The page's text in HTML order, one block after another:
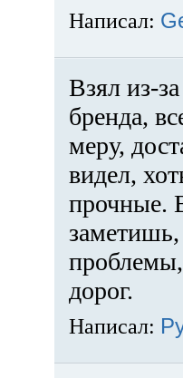
Написал:
Взял из-
бренда,
меру,
видел,
прочные.
проблемы,
дорог.
Написал: